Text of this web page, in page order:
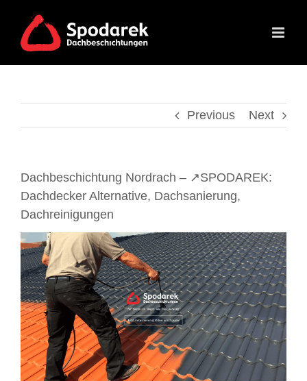
content
Previous Next
Dachbeschichtung Nordrach – ↗️SPODAREK:
Dachdecker Alternative, Dachsanierung,
Dachreinigungen